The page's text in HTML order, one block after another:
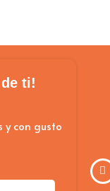
ti!
y con gusto